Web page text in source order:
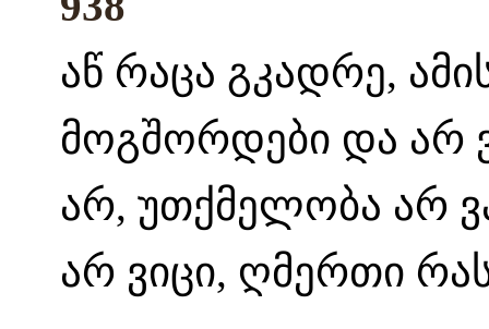
აწ რაცა გკადრე,
მოგშორდები და არ
არ, უთქმელობა არ
არ ვიცი, ღმერთი რას